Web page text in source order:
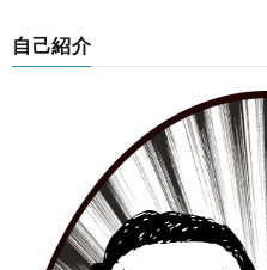
自己紹介